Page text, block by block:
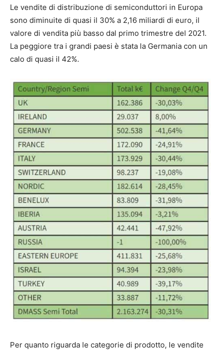
Le vendite di distribuzione di semiconduttori in Europa
sono diminuite di quasi il 30% a 2,16 miliardi di euro, il
valore di vendita più basso dal primo trimestre del 2021.
La peggiore tra i grandi paesi è stata la Germania con un
calo di quasi il 42%.
Per quanto riguarda le categorie di prodotto, le vendite